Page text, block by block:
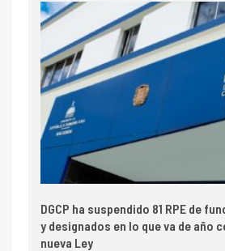
DGCP ha suspendido 81 RPE de
y designados en lo que va de año
nueva Ley